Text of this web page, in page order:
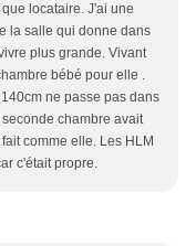
locataire. J'ai une
la salle qui donne dans
plus grande. Vivant
bébé pour elle .
ne passe pas dans
chambre avait
comme elle. Les HLM
c'était propre.